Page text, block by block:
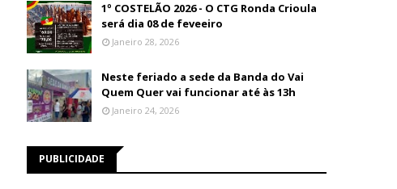
1º COSTELÃO 2026 - O CTG Ronda Crioula
será dia 08 de feveeiro
Janeiro 28, 2026
Neste feriado a sede da Banda do Vai
Quem Quer vai funcionar até às 13h
Janeiro 24, 2026
PUBLICIDADE